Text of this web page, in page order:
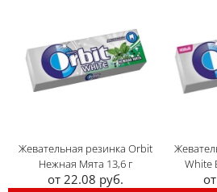
Жевательная резинка Orbit
Нежная Мята 13,6 г
от 22.08 руб.
White